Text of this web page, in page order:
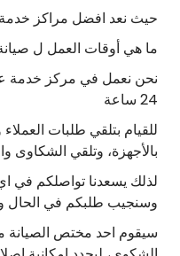
حيث نعد افضل مراكز خدمة
ما هي أوقات العمل ل
نحن نعمل في مركز خدمة
24 ساعة
للقيام بتلقي طلبات
بالأجهزة، وتلقي الشكاوى
وسنجيب طلبكم في الحال
سيقوم احد مختص الصيانة